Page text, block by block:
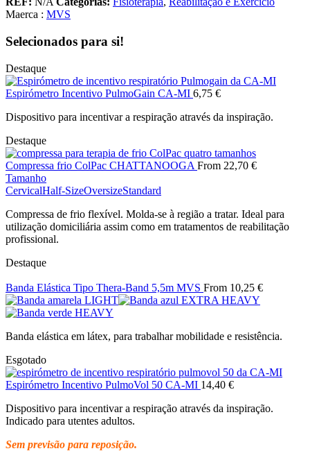
Maerca : MVS
Selecionados para si!
Destaque
Espirómetro Incentivo PulmoGain CA-MI 6,75 €
Dispositivo para incentivar a respiração através da inspiração.
Destaque
Compressa frio ColPac CHATTANOOGA From 22,70 €
Tamanho
CervicalHalf-SizeOversizeStandard
Compressa de frio flexível. Molda-se à região a tratar. Ideal para
utilização domiciliária assim como em tratamentos de reabilitação
profissional.
Destaque
Banda Elástica Tipo Thera-Band 5,5m MVS From 10,25 €
Banda elástica em látex, para trabalhar mobilidade e resistência.
Esgotado
Espirómetro Incentivo PulmoVol 50 CA-MI 14,40 €
Dispositivo para incentivar a respiração através da inspiração.
Indicado para utentes adultos.
Sem previsão para reposição.